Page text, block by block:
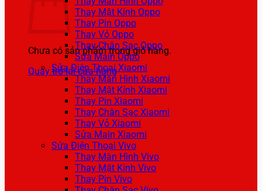
Chưa có sản phẩm trong giỏ hàng.
Quay trở lại cửa hàng
Thay Mặt Kính Oppo
Thay Pin Oppo
Thay Vỏ Oppo
Thay Chân Sạc Oppo
Sửa Main Oppo
Sửa Điện Thoại Xiaomi
Thay Màn Hình Xiaomi
Thay Mặt Kính Xiaomi
Thay Pin Xiaomi
Thay Chân Sạc Xiaomi
Thay Vỏ Xiaomi
Sửa Main Xiaomi
Sửa Điện Thoại Vivo
Thay Màn Hình Vivo
Thay Mặt Kính Vivo
Thay Pin Vivo